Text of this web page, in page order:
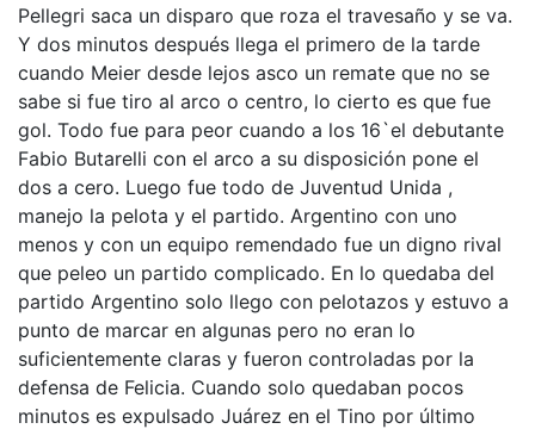
Pellegri saca un disparo que roza el travesaño y se va.
Y dos minutos después llega el primero de la tarde
cuando Meier desde lejos asco un remate que no se
sabe si fue tiro al arco o centro, lo cierto es que fue
gol. Todo fue para peor cuando a los 16`el debutante
Fabio Butarelli con el arco a su disposición pone el
dos a cero. Luego fue todo de Juventud Unida ,
manejo la pelota y el partido. Argentino con uno
menos y con un equipo remendado fue un digno rival
que peleo un partido complicado. En lo quedaba del
partido Argentino solo llego con pelotazos y estuvo a
punto de marcar en algunas pero no eran lo
suficientemente claras y fueron controladas por la
defensa de Felicia. Cuando solo quedaban pocos
minutos es expulsado Juárez en el Tino por último